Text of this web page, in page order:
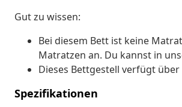
Gut zu wissen:
Bei diesem Bett ist keine
Matratzen an. Du kannst in
Dieses Bettgestell verfügt
Spezifikationen